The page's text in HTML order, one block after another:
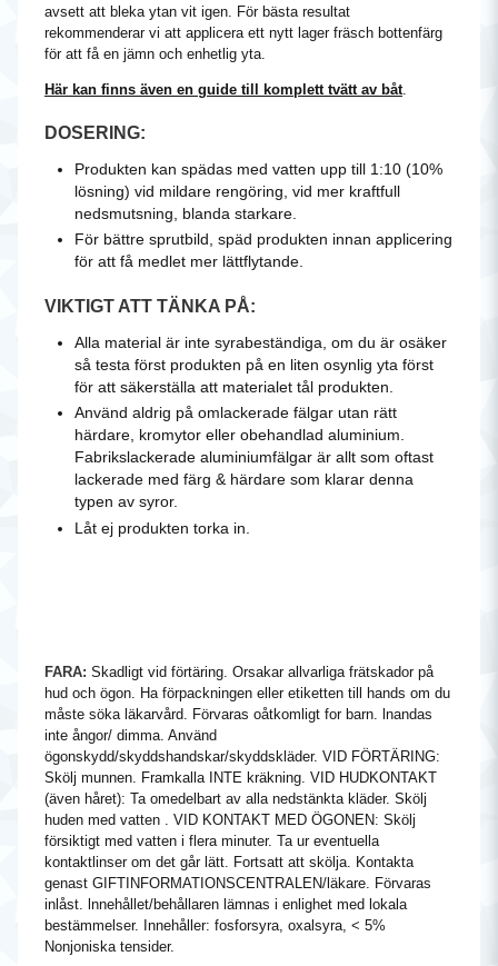
avsett att bleka ytan vit igen. För bästa resultat
rekommenderar vi att applicera ett nytt lager fräsch bottenfärg
för att få en jämn och enhetlig yta.
Här kan finns även en guide till komplett tvätt av båt
DOSERING:
Produkten kan spädas med vatten upp till 1:10 (10%
lösning) vid mildare rengöring, vid mer kraftfull
nedsmutsning, blanda starkare.
För bättre sprutbild, späd produkten innan applicering
för att få medlet mer lättflytande.
VIKTIGT ATT TÄNKA PÅ:
Alla material är inte syrabeständiga, om du är osäker
så testa först produkten på en liten osynlig yta först
för att säkerställa att materialet tål produkten.
Använd aldrig på omlackerade fälgar utan rätt
härdare, kromytor eller obehandlad aluminium.
Fabrikslackerade aluminiumfälgar är allt som oftast
lackerade med färg & härdare som klarar denna
typen av syror.
Låt ej produkten torka in.
FARA: Skadligt vid förtäring. Orsakar allvarliga frätskador på
hud och ögon. Ha förpackningen eller etiketten till hands om du
måste söka läkarvård. Förvaras oåtkomligt for barn. lnandas
inte ångor/ dimma. Använd
ögonskydd/skyddshandskar/skyddskläder. VID FÖRTÄRING:
Skölj munnen. Framkalla INTE kräkning. VID HUDKONTAKT
(även håret): Ta omedelbart av alla nedstänkta kläder. Skölj
huden med vatten . VID KONTAKT MED ÖGONEN: Skölj
försiktigt med vatten i flera minuter. Ta ur eventuella
kontaktlinser om det går lätt. Fortsatt att skölja. Kontakta
genast GIFTINFORMATIONSCENTRALEN/läkare. Förvaras
inlåst. lnnehållet/behållaren lämnas i enlighet med lokala
bestämmelser. Innehåller: fosforsyra, oxalsyra, < 5%
Nonjoniska tensider.